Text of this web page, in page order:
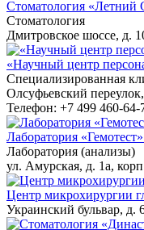
Стоматология «Летний
Стоматология
Дмитровское шоссе, д.
«Научный центр
Специализированная
Олсуфьевский
Телефон: +7 499 460-64-
Лаборатория
Лаборатория (анализы)
ул. Амурская, д. 1а,
Центр микрохирургии
Украинский бульвар, д.